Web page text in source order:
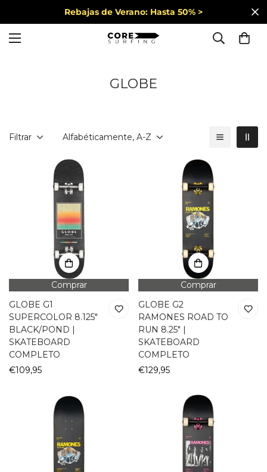
Rebajas de Verano: Hasta 50% >
GLOBE
Filtrar Alfabéticamente, A-Z
Comprar
GLOBE G1
SUPERCOLOR 8.125"
BLACK/POND |
SKATEBOARD
COMPLETO
Precio
€109,95
Comprar
GLOBE G2
RAMONES ROAD TO
RUN 8.25" |
SKATEBOARD
COMPLETO
Precio
€129,95